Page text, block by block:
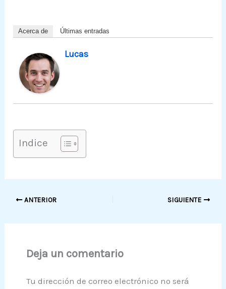
Acerca de Últimas entradas
Lucas
Indice
ANTERIOR SIGUIENTE
Deja un comentario
Tu dirección de correo electrónico no será